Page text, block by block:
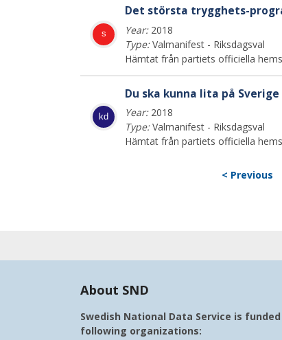
s
Det största trygghets-
Year:2018
Type:Valmanifest - Riksdagsval
Hämtat från partiets officiella
kd
Du ska kunna lita på Sverige
Year:2018
Type:Valmanifest - Riksdagsval
Hämtat från partiets officiella
< Previous
About SND
Swedish National Data Service is
following organizations: